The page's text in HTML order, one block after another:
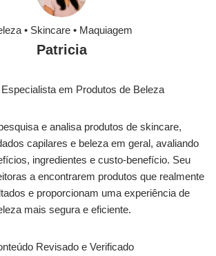
• Skincare • Maquiagem
Patricia
em Produtos de Beleza
e analisa produtos de skincare,
capilares e beleza em geral, avaliando
ingredientes e custo-benefício. Seu
a encontrarem produtos que realmente
e proporcionam uma experiência de
mais segura e eficiente.
Revisado e Verificado